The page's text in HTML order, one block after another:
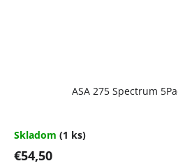
ASA 275 Spectrum
Skladom (1 ks)
€54,50